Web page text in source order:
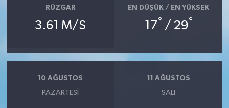
RÜZGAR
3.61 M/S
EN DÜŞÜK / EN YÜKSEK
17° / 29°
10 AĞUSTOS
PAZARTESI
11 AĞUSTOS
SALI